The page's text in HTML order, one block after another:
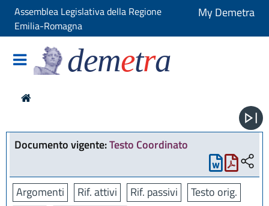
Assemblea Legislativa della Regione
Emilia-Romagna
My Demetra
demetra
Documento vigente:Testo Coordinato
Argomenti Rif. attivi Rif. passivi
Testo orig.